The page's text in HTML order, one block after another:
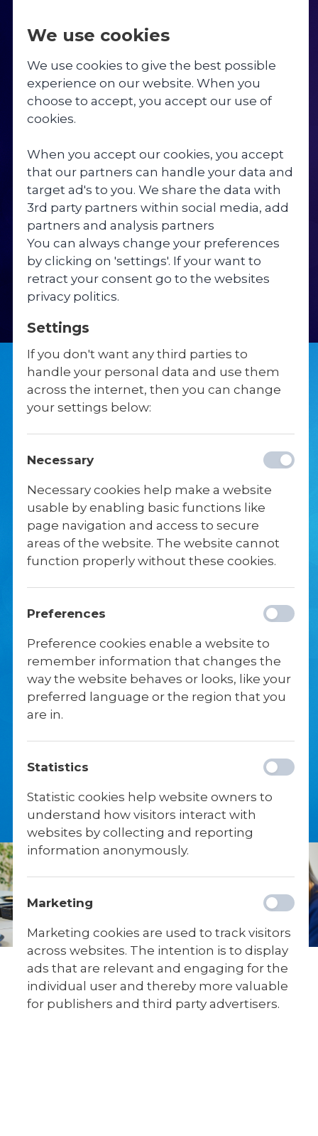
KOST
På Skibelund spiser vi sund og
velsmagende mad, der giver energi til en
aktiv hverdag.
HENSYN TIL
DIÆTER OG
ALLERGIER
Køkkenet har naturligvis mulighed for at
mv.
FØDEVAREKONTROL
Det er et krav, at alle
fødevarevirksomheder, herunder også
efterskoler, skal vise deres seneste
Se Fødevarestyrelsens seneste rapport fra
hjemmeside)
Fodboldlinjen
Danselinjen
Springlinjen
Fitnesslinjen
Krealinjen
Dagsrytme & fritid
Faciliteter
Gymnastik
Weekender
Sang og fortælling
Praktiske opgaver
Kost
Kørekort
9. klasse
10. klasse
Valgfag
Rejser og ture
Inklusionstilbud
Uddannelsesvejledning
Værdier
Beliggenhed og historie
Medarbejdere
Ledige stillinger
Bestyrelse
Skolekreds
Samarbejdspartnere
Gl. Elevdag
Besøg skolen
Økonomi
Fodboldcamp U12-U13 2027
Springcamp 3.-5. klasse 2027
We use cookies
We use cookies to give the best possible
experience on our website. When you
choose to accept, you accept our use of
cookies.
When you accept our cookies, you accept
that our partners can handle your data and
target ad's to you. We share the data with
3rd party partners within social media, add
partners and analysis partners
You can always change your preferences
by clicking on 'settings'. If your want to
retract your consent go to the websites
privacy politics.
Settings
If you don't want any third parties to
handle your personal data and use them
across the internet, then you can change
your settings below:
Necessary
Necessary cookies help make a website
usable by enabling basic functions like
page navigation and access to secure
areas of the website. The website cannot
function properly without these cookies.
Preferences
Preference cookies enable a website to
remember information that changes the
way the website behaves or looks, like your
preferred language or the region that you
are in.
Statistics
Statistic cookies help website owners to
understand how visitors interact with
websites by collecting and reporting
information anonymously.
Marketing
Marketing cookies are used to track visitors
across websites. The intention is to display
ads that are relevant and engaging for the
individual user and thereby more valuable
for publishers and third party advertisers.